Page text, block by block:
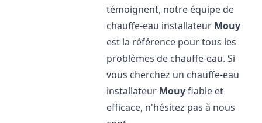
témoignent, notre équipe de
chauffe-eau installateur Mouy
est la référence pour tous les
problèmes de chauffe-eau. Si
vous cherchez un chauffe-eau
installateur Mouyfiable et
efficace, n'hésitez pas à nous